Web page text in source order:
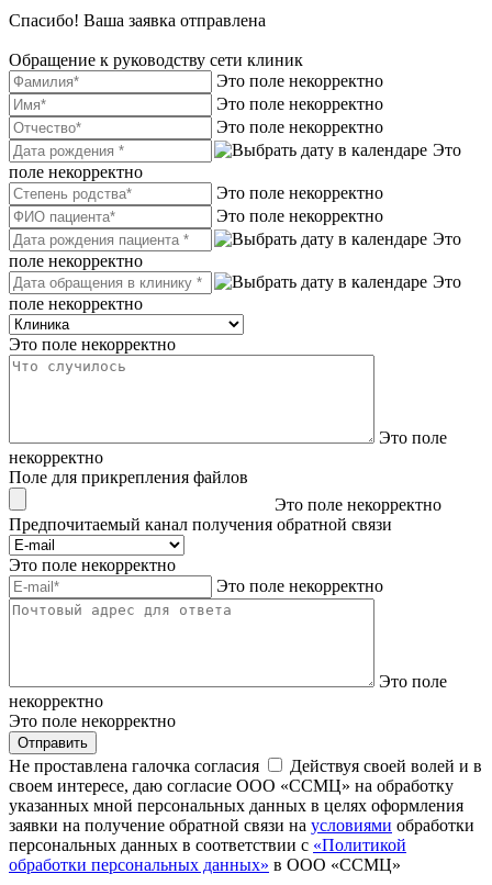
Спасибо! Ваша заявка отправлена
Обращение к руководству сети клиник
Это поле некорректно
Это поле некорректно
Это поле некорректно
Это
поле некорректно
Это поле некорректно
Это поле некорректно
Это
поле некорректно
Это
поле некорректно
Это поле некорректно
Это поле
некорректно
Поле для прикрепления файлов
Это поле некорректно
Предпочитаемый канал получения обратной связи
Это поле некорректно
Это поле некорректно
Это поле
некорректно
Это поле некорректно
Отправить
Не проставлена галочка согласия
Действуя своей волей и в
своем интересе, даю согласие ООО «ССМЦ» на обработку
указанных мной персональных данных в целях оформления
заявки на получение обратной связи на условиями обработки
персональных данных в соответствии с «Политикой
обработки персональных данных» в ООО «ССМЦ»